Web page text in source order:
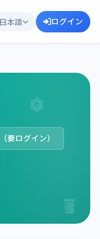
日本語 ログイン
要ログイン）